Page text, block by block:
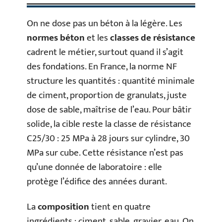
On ne dose pas un béton à la légère. Les
normes bétonet lesclasses de résistance
cadrent le métier, surtout quand il s’agit
des fondations. En France, la norme NF
structure les quantités : quantité minimale
de ciment, proportion de granulats, juste
dose de sable, maîtrise de l’eau. Pour bâtir
solide, la cible reste la classe de résistance
C25/30 : 25 MPa à 28 jours sur cylindre, 30
MPa sur cube. Cette résistance n’est pas
qu’une donnée de laboratoire : elle
protège l’édifice des années durant.
Lacompositiontient en quatre